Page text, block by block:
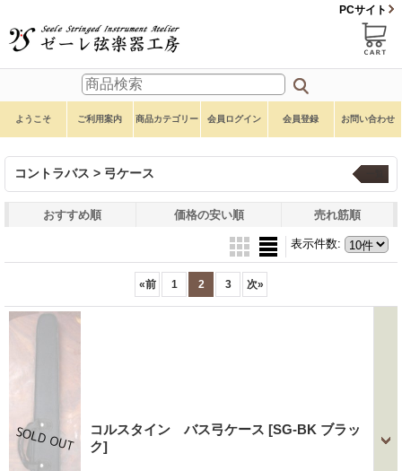
PCサイト
ようこそ ご利用案内 商品カテゴリー 会員ログイン 会員登録 お問い合わせ
コントラバス > 弓ケース
おすすめ順 価格の安い順 売れ筋順
表示件数:
«前 1 2 3 次»
コルスタイン バス弓ケース [SG-BK ブラッ
ク]